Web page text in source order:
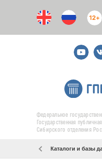
12+
Youtube
Федеральное
Государственная
Сибирского отделения
Каталоги и базы